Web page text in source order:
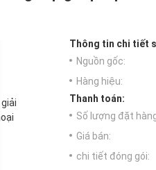
Thông tin chi tiết
Nguồn gốc:
Hàng hiệu:
Thanh toán:
Số lượng đặt
Giá bán:
chi tiết đóng gói: